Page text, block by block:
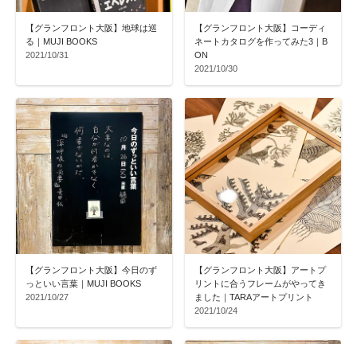
【グランフロント大阪】地球は巡
る｜MUJI BOOKS
2021/10/31
【グランフロント大阪】コーディ
ネートカタログを作ってみた3｜B
ON
2021/10/30
【グランフロント大阪】今日のず
っといい言葉｜MUJI BOOKS
2021/10/27
【グランフロント大阪】アートプ
リントに合うフレームがやってき
ました｜TARAアートプリント
2021/10/24